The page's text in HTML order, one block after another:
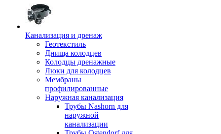
Канализация и дренаж
Геотекстиль
Днища колодцев
Колодцы дренажные
Люки для колодцев
Мембраны
профилированные
Наружная канализация
Трубы Nashorn для
наружной
канализации